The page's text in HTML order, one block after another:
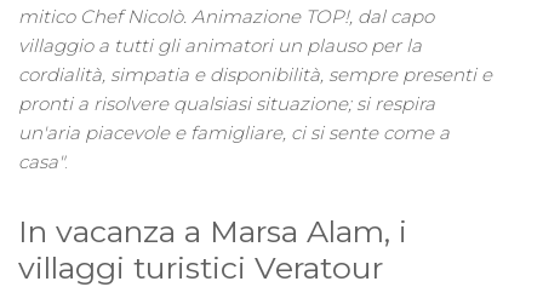
mitico Chef Nicolò. Animazione TOP!, dal capo
villaggio a tutti gli animatori un plauso per la
cordialità, simpatia e disponibilità, sempre presenti e
pronti a risolvere qualsiasi situazione; si respira
un'aria piacevole e famigliare, ci si sente come a
casa".
In vacanza a Marsa Alam, i
villaggi turistici Veratour